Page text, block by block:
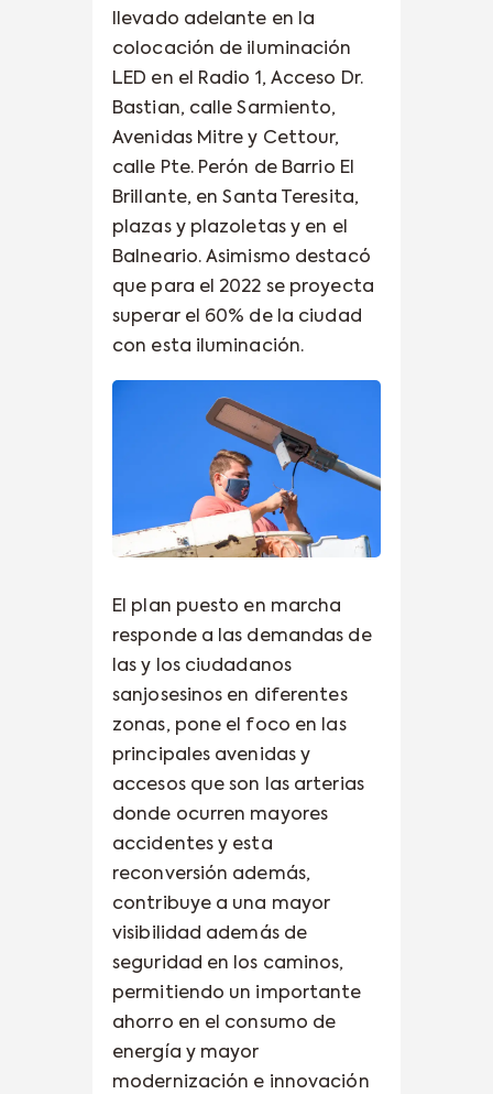
llevado adelante en la
colocación de iluminación
LED en el Radio 1, Acceso Dr.
Bastian, calle Sarmiento,
Avenidas Mitre y Cettour,
calle Pte. Perón de Barrio El
Brillante, en Santa Teresita,
plazas y plazoletas y en el
Balneario. Asimismo destacó
que para el 2022 se proyecta
superar el 60% de la ciudad
con esta iluminación.
El plan puesto en marcha
responde a las demandas de
las y los ciudadanos
sanjosesinos en diferentes
zonas, pone el foco en las
principales avenidas y
accesos que son las arterias
donde ocurren mayores
accidentes y esta
reconversión además,
contribuye a una mayor
visibilidad además de
seguridad en los caminos,
permitiendo un importante
ahorro en el consumo de
energía y mayor
modernización e innovación